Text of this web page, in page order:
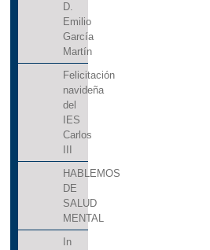
D.
Emilio
García
Martín
Felicitación
navideña
del
IES
Carlos
HABLEMOS
DE
SALUD
MENTAL
In